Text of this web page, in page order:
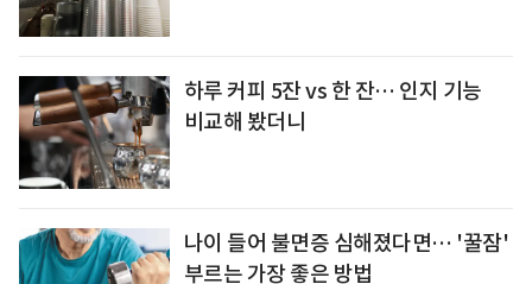
하루 커피 5잔 vs 한 잔… 인지 기능
비교해 봤더니
나이 들어 불면증 심해졌다면… '꿀잠'
부르는 가장 좋은 방법